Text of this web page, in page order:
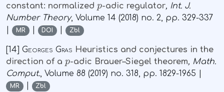
constant: normalized
-adic regulator, Int. J.
Number Theory, Volume 14 (2018) no. 2, pp. 329-337
MR | DOI | Zbl
[14] Georges Gras Heuristics and conjectures in the
direction of a
-adic Brauer–Siegel theorem, Math.
Comput., Volume 88 (2019) no. 318, pp. 1829-1965 |
MR | Zbl